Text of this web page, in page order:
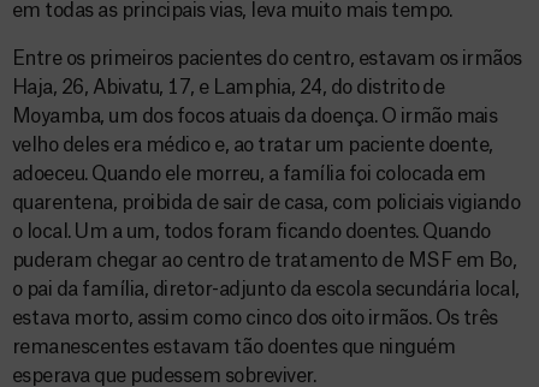
em todas as principais vias, leva muito mais tempo.
Entre os primeiros pacientes do centro, estavam os irmãos
Haja, 26, Abivatu, 17, e Lamphia, 24, do distrito de
Moyamba, um dos focos atuais da doença. O irmão mais
velho deles era médico e, ao tratar um paciente doente,
adoeceu. Quando ele morreu, a família foi colocada em
quarentena, proibida de sair de casa, com policiais vigiando
o local. Um a um, todos foram ficando doentes. Quando
puderam chegar ao centro de tratamento de MSF em Bo,
o pai da família, diretor-adjunto da escola secundária local,
estava morto, assim como cinco dos oito irmãos. Os três
remanescentes estavam tão doentes que ninguém
esperava que pudessem sobreviver.